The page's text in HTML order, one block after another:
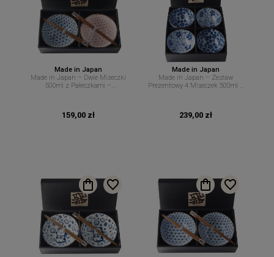
Made in Japan
Made in Japan – Dwie Miseczki
500ml z Pałeczkami –
159,00 zł
Made in Japan
Made in Japan – Zestaw
Prezentowy 4 Miseczek 300ml –
239,00 zł